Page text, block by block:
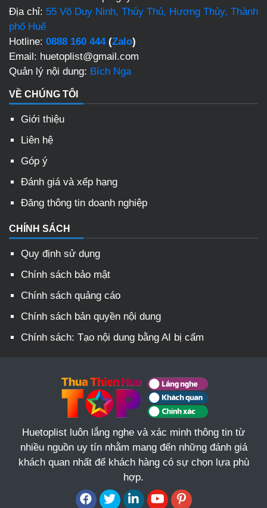
Địa chỉ: 55 Võ Duy Ninh, Thủy Thủ, Hương Thủy, Thành
phố Huế
Hotline: 0888 160 444(Zalo)
Email: huetoplist@gmail.com
Quản lý nội dung: Bích Nga
VỀ CHÚNG TÔI
Giới thiệu
Liên hệ
Góp ý
Đánh giá và xếp hạng
Đăng thông tin doanh nghiệp
CHÍNH SÁCH
Quy định sử dụng
Chính sách bảo mật
Chính sách quảng cáo
Chính sách bản quyền nội dung
Chính sách: Tạo nội dung bằng AI bị cấm
Huetoplist luôn lắng nghe và xác minh thông tin từ
nhiều nguồn uy tín nhằm mang đến những đánh giá
khách quan nhất để khách hàng có sự chọn lựa phù
hợp.